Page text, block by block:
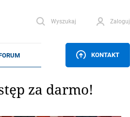
Wyszukaj Zaloguj
KONTAKT
za darmo!